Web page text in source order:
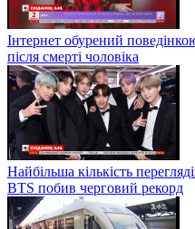
Інтернет обурений
після смерті чоловіка
Найбільша кількість
BTS побив черговий рекорд